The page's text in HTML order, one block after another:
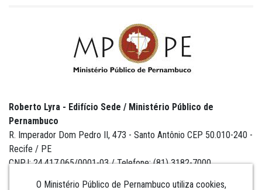
O Ministério Público de Pernambuco utiliza cookies,
Roberto Lyra - Edifício Sede / Ministério Público de
Pernambuco
R. Imperador Dom Pedro II, 473 - Santo Antônio CEP 50.010-240 -
Recife / PE
CNPJ: 24.417.065/0001-03 / Telefone: (81) 3182-7000